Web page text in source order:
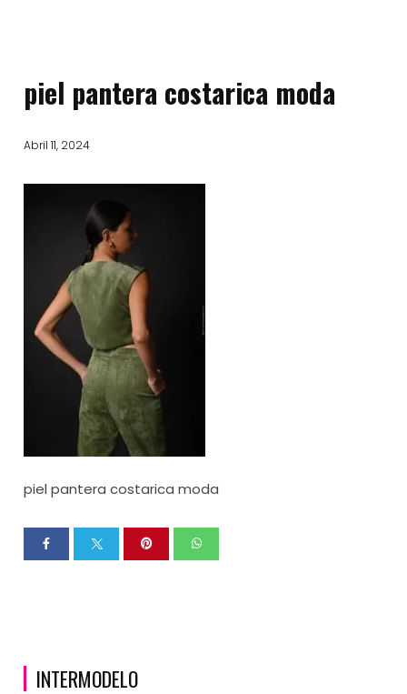
piel pantera costarica moda
Abril 11, 2024
piel pantera costarica moda
INTERMODELO